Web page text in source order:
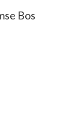
Bos